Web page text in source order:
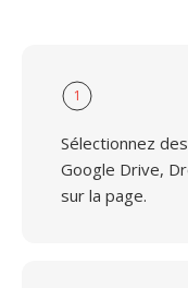
1
Sélectionnez
Google Drive,
sur la page.